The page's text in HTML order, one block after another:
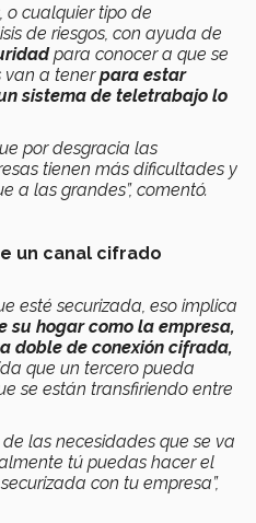
o cualquier tipo de
de riesgos, con ayuda de
para conocer a que se
van a tenerpara estar
sistema de teletrabajo lo
por desgracia las
tienen más dificultades y
a las grandes”, comentó.
un canal cifrado
esté securizada, eso implica
su hogar como la empresa,
doble de conexión cifrada,
que un tercero pueda
se están transfiriendo entre
las necesidades que se va
tú puedas hacer el
con tu empresa”,